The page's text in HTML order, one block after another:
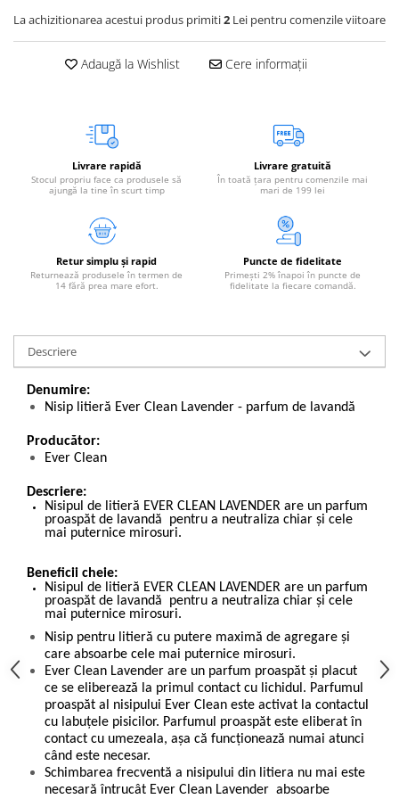
La achizitionarea acestui produs primiti2 Lei pentru comenzile viitoare
Adaugă la Wishlist Cere informații
Livrare rapidă
Stocul propriu face ca produsele să
ajungă la tine în scurt timp
Livrare gratuită
În toată țara pentru comenzile mai
mari de 199 lei
Retur simplu și rapid
Returnează produsele în termen de
14 fără prea mare efort.
Puncte de fidelitate
Primești 2% înapoi în puncte de
fidelitate la fiecare comandă.
Descriere
Denumire:
Nisip litieră Ever Clean Lavender - parfum de lavandă
Producător:
Ever Clean
Descriere:
Nisipul de litieră EVER CLEAN LAVENDER are un parfum
proaspăt de lavandă pentru a neutraliza chiar și cele
mai puternice mirosuri.
Beneficii cheie:
Nisipul de litieră EVER CLEAN LAVENDER are un parfum
proaspăt de lavandă pentru a neutraliza chiar și cele
mai puternice mirosuri.
Nisip pentru litieră cu putere maximă de agregare şi
care absoarbe cele mai puternice mirosuri.
Ever Clean Lavender are un parfum proaspăt şi placut
ce se eliberează la primul contact cu lichidul. Parfumul
proaspăt al nisipului Ever Clean este activat la contactul
cu labuţele pisicilor. Parfumul proaspăt este eliberat în
contact cu umezeala, aşa că funcţionează numai atunci
când este necesar.
Schimbarea frecventă a nisipului din litiera nu mai este
necesară întrucât Ever Clean Lavender absoarbe